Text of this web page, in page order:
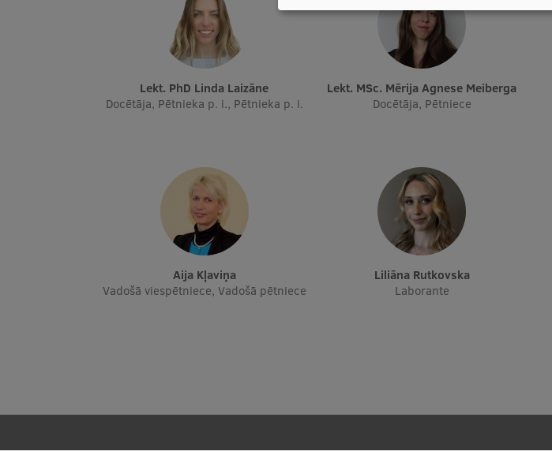
Lekt. PhD Linda Laizāne
Docētāja, Pētnieka p. i., Pētnieka p. i.
Lekt. MSc. Mērija Agnese Meiberga
Docētāja, Pētniece
Aija Kļaviņa
Vadošā viespētniece, Vadošā pētniece
Liliāna Rutkovska
Laborante